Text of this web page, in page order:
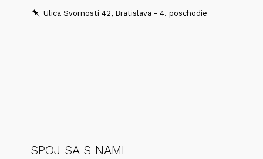
Ulica Svornosti 42, Bratislava - 4. poschodie
SPOJ SA S NAMI